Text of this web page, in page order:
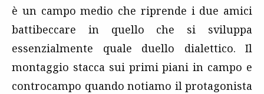
è un campo medio che riprende i due amici
battibeccare in quello che si sviluppa
essenzialmente quale duello dialettico. Il
montaggio stacca sui primi piani in campo e
controcampo quando notiamo il protagonista